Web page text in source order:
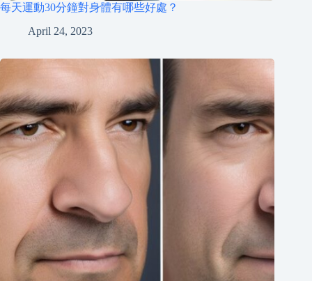
每天運動30分鐘對身體有哪些好處？
April 24, 2023